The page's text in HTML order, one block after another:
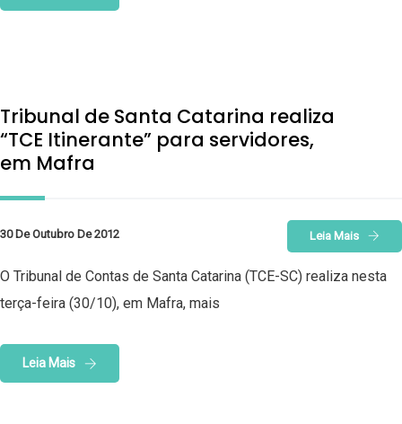
Tribunal de Santa Catarina realiza
“TCE Itinerante” para servidores,
em Mafra
30 De Outubro De 2012 Leia Mais
O Tribunal de Contas de Santa Catarina (TCE-SC) realiza nesta
terça-feira (30/10), em Mafra, mais
Leia Mais